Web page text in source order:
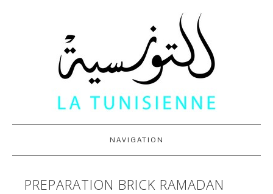
NAVIGATION
PREPARATION BRICK RAMADAN